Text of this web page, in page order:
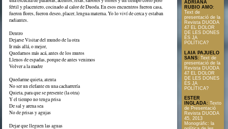
fértil y placentero, cocinado al calor de Duoda. En esos encuentros fueron casa,
fueron flores, fueron deseo, placer, lengua materna. Yo lo viví de cerca y estaban
radiantes.
Dentro
Dejarse Visitar del mundo de la otra
Ir más allá, o mejor,
Quedarnos más acá, antes de los muros
Llenos de espadas, porque de antes venimos
Volver a la madre
Quedarme quieta, atenta
No ser un elefante en una cacharrería
Quieta, para que se presente (la otra)
Y el tiempo no tenga prisa
De sal y arena sea
No de prisas y agujas
Dejar que lleguen las aguas
ADRIANA
RUBIO AMO:
Text de
presentació de la
Revista DUODA
47 EL DOLOR
DE LES DONES
ÉS JA
POLÍTICA?
LAIA PAJUELO
SANS: Text de
presentació de la
Revista DUODA
47 EL DOLOR
DE LES DONES
ÉS JA
POLÍTICA?
ESTER
INGLADA: Texto
de Presentació
Revista DUODA
45, 2013
Monogràfic: la